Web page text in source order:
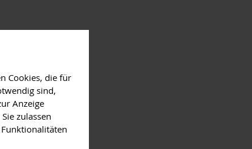
Cookies, die für
sind,
Anzeige
zulassen
und Tieren ...
Schöffler.